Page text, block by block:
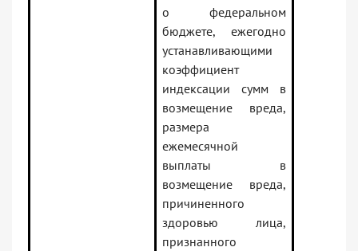
о федеральном
бюджете, ежегодно
устанавливающими
коэффициент
индексации сумм в
возмещение вреда,
размера
ежемесячной
выплаты в
возмещение вреда,
причиненного
здоровью лица,
признанного